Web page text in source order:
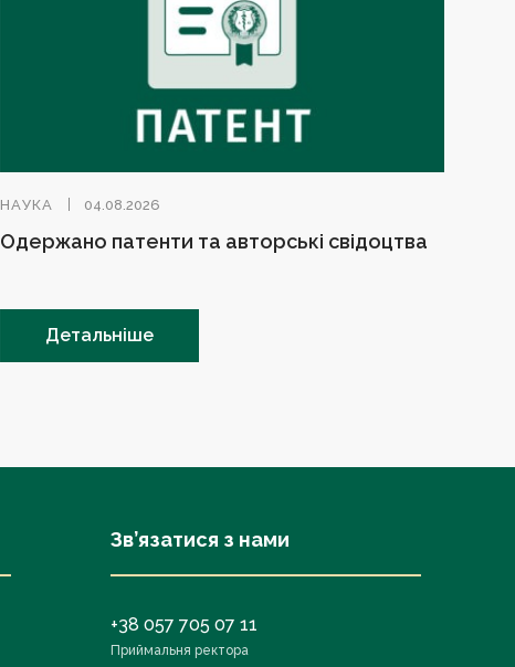
НАУКА 04.08.2026
Одержано патенти та авторські свідоцтва
Детальніше
Зв’язатися з нами
+38 057 705 07 11
Приймальня ректора